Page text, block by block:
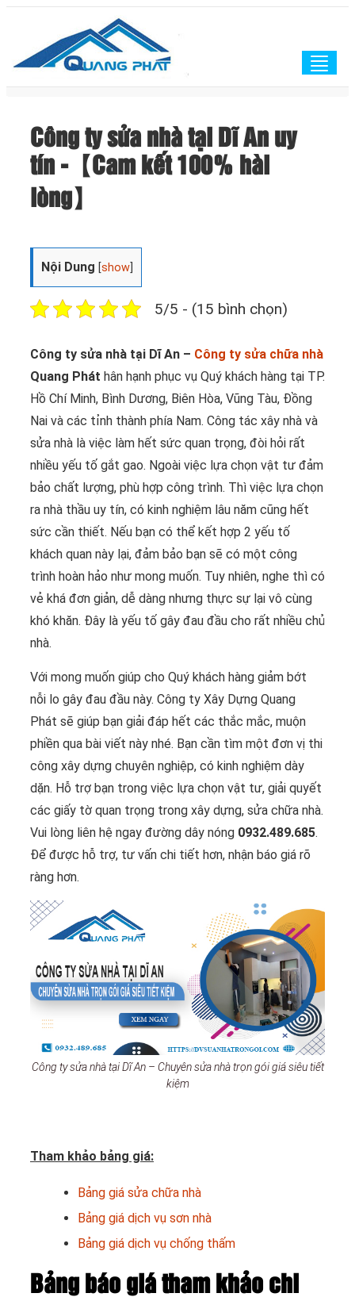
Công ty sửa nhà tại Dĩ An uy
tín -【Cam kết 100% hài
lòng】
Nội Dung [show
5/5 - (15 bình chọn)
Công ty sửa nhà tại Dĩ An – Công ty sửa chữa nhà
Quang Phát hân hạnh phục vụ Quý khách hàng tại TP.
Hồ Chí Minh, Bình Dương, Biên Hòa, Vũng Tàu, Đồng
Nai và các tỉnh thành phía Nam. Công tác xây nhà và
sửa nhà là việc làm hết sức quan trọng, đòi hỏi rất
nhiều yếu tố gắt gao. Ngoài việc lựa chọn vật tư đảm
bảo chất lượng, phù hợp công trình. Thì việc lựa chọn
ra nhà thầu uy tín, có kinh nghiệm lâu năm cũng hết
sức cần thiết. Nếu bạn có thể kết hợp 2 yếu tố
khách quan này lại, đảm bảo bạn sẽ có một công
trình hoàn hảo như mong muốn. Tuy nhiên, nghe thì có
vẻ khá đơn giản, dễ dàng nhưng thực sự lại vô cùng
khó khăn. Đây là yếu tố gây đau đầu cho rất nhiều chủ
nhà.
Với mong muốn giúp cho Quý khách hàng giảm bớt
nỗi lo gây đau đầu này. Công ty Xây Dựng Quang
Phát sẽ giúp bạn giải đáp hết các thắc mắc, muộn
phiền qua bài viết này nhé. Bạn cần tìm một đơn vị thi
công xây dựng chuyên nghiệp, có kinh nghiệm dày
dặn. Hỗ trợ bạn trong việc lựa chọn vật tư, giải quyết
các giấy tờ quan trọng trong xây dựng, sửa chữa nhà.
Vui lòng liên hệ ngay đường dây nóng 0932.489.685.
Để được hỗ trợ, tư vấn chi tiết hơn, nhận báo giá rõ
ràng hơn.
Công ty sửa nhà tại Dĩ An – Chuyên sửa nhà trọn gói giá siêu tiết
kiệm
Tham khảo bảng giá:
Bảng giá sửa chữa nhà
Bảng giá dịch vụ sơn nhà
Bảng giá dịch vụ chống thấm
Bảng báo giá tham khảo chi